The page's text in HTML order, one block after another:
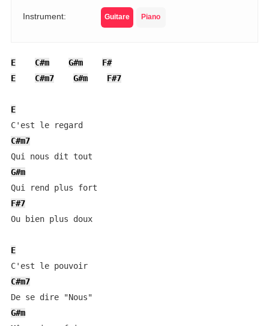
Instrument: Guitare Piano
E C#m G#m
F#
E
C#m7 G#m F#7
E
C#m7
G#m
F#7
Ou bien plus doux
E
C'est le pouvoir
C#m7
G#m